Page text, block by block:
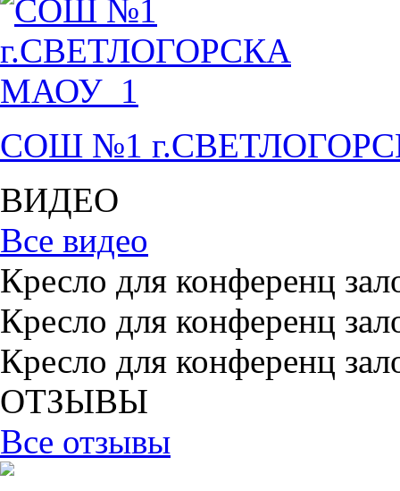
СОШ №1
ВИДЕО
Все видео
Кресло для конференц
Кресло для конференц
Кресло для конференц
ОТЗЫВЫ
Все отзывы